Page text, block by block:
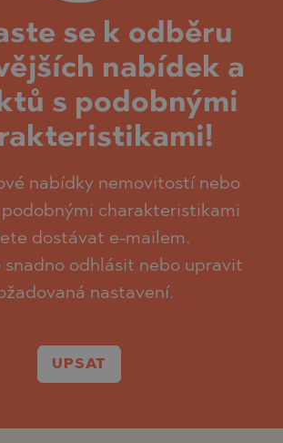
se k odběru
nabídek a
s podobnými
nabídky nemovitostí nebo
charakteristikami
dostávat e-mailem.
snadno odhlásit nebo upravit
nastavení.
UPSAT